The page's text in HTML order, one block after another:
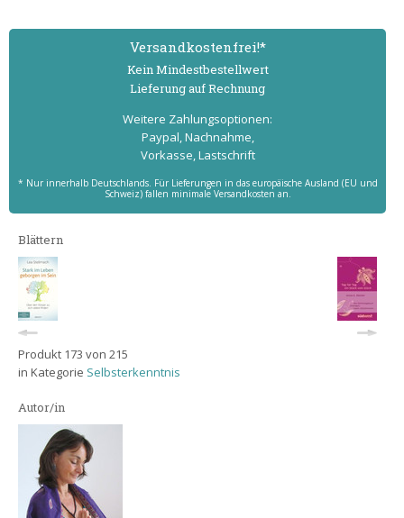
Versand­kostenfrei!*
Kein Mindest­bestell­wert
Lieferung auf Rechnung
Weitere Zahlungs­optionen:
Paypal, Nachnahme,
Vorkasse, Lastschrift
* Nur innerhalb Deutschlands. Für Lieferungen in das europäische Ausland (EU und
Schweiz) fallen minimale Versandkosten an.
Blättern
Produkt 173 von 215
in Kategorie Selbsterkenntnis
Autor/in